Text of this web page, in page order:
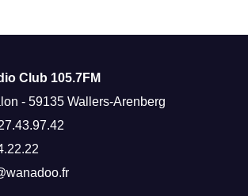
Club 105.7FM
- 59135 Wallers-Arenberg